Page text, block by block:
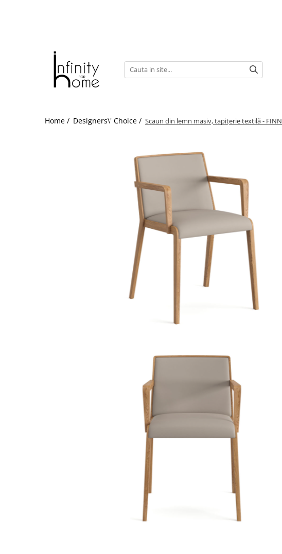
Biblioteci și rafturi
Covoare livingHome / Designers\' Choice / Scaun din lemn masiv, tapițerie textilă - FINN